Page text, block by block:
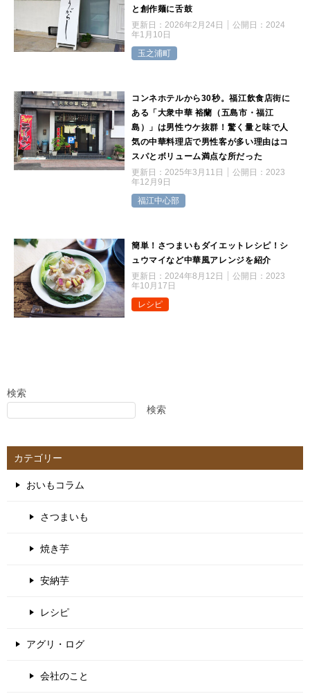
と創作麺に舌鼓
更新日： 2026年2月24日 公開日： 2024
年1月10日
玉之浦町
コンネホテルから30秒。福江飲食店街に
ある「大衆中華 裕蘭（五島市・福江
島）」は男性ウケ抜群！驚く量と味で人
気の中華料理店で男性客が多い理由はコ
スパとボリューム満点な所だった
更新日： 2025年3月11日 公開日： 2023
年12月9日
福江中心部
簡単！さつまいもダイエットレシピ！シ
ュウマイなど中華風アレンジを紹介
更新日： 2024年8月12日 公開日： 2023
年10月17日
レシピ
検索
検索
カテゴリー
おいもコラム
さつまいも
焼き芋
安納芋
レシピ
アグリ・ログ
会社のこと